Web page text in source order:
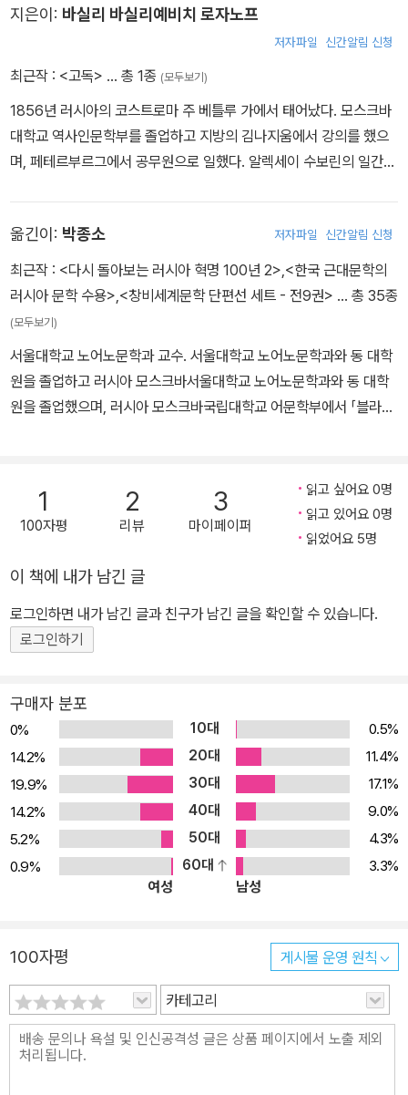
첫 번째의 특징이 내용적인 것이라면 두 번째의 특징은 작품 형식에
의 모음집`으로 파악하는 것은 이 작품의 독창성을 제대로 파악하지
못한 것이다. 작은 단상들의 모음은 평범한 이야기들의 모음이 아니
라, 때로는 러시아의 문법을 파괴하기까지 하는 자유분방하고 다양한
목소리들로 구성되어 있다.
망의 표현이다. 19세기이 리얼리즘적인 러시아 문학 전통을 벗어나
새로운 시대의 새로운 양식으로서의 문학을 창조하려는 그의 간단치
않은 의지는 작품 전체의 형식에서뿐만 아니라, 작품 내부의 곳곳에
숨겨져 있는 다양한 인용들을 통한 19세기 러시아 작가들에 대한 그
지은이: 바실리 바실리예비치 로자노프
저자파일 신간알림 신청
최근작 : <고독> … 총 1종 (모두보기)
1856년 러시아의 코스트로마 주 베틀루 가에서 태어났다. 모스크바
대학교 역사인문학부를 졸업하고 지방의 김나지움에서 강의를 했으
며, 페테르부르그에서 공무원으로 일했다. 알렉세이 수보린의 일간지
했다. 1919년 세르키예프-포사드에서 사망했다. 주요 작품으로 『이
해에 관하여』, 『대심문관에 관한 전설』, 『자연 속의 미와 그 의미』,
『러시아에서의 가족의 문제』, 『러시아 교회』 등이 있다.
옮긴이: 박종소 저자파일 신간알림 신청
최근작 : <다시 돌아보는 러시아 혁명 100년 2>,<한국 근대문학의
러시아 문학 수용>,<창비세계문학 단편선 세트 - 전9권> … 총 35종
(모두보기)
서울대학교 노어노문학과 교수. 서울대학교 노어노문학과와 동 대학
원을 졸업하고 러시아 모스크바서울대학교 노어노문학과와 동 대학
원을 졸업했으며, 러시아 모스크바국립대학교 어문학부에서 「블라디
『한 단계 높은 러시아어』(공저) 『한국 근대문학의 러시아 문학 수용』
(공저), 번역서로 류드밀라 울리츠카야의 『우리 짜르의 사람들』을 포
함하여 『고독』 『아저씨의 꿈』 『악에 관한 세 편의 대화』 『모스크바발
1
100자평
2
리뷰
3
마이페이퍼
읽고 싶어요 0명
읽고 있어요 0명
읽었어요 5명
이 책에 내가 남긴 글
로그인하면 내가 남긴 글과 친구가 남긴 글을 확인할 수 있습니다.
로그인하기
구매자 분포
0% 10대
0.5%
14.2%
20대
11.4%
19.9%
30대
17.1%
14.2%
40대
9.0%
5.2%
50대
4.3%
0.9%
60대
3.3%
여성
남성
100자평 게시물 운영 원칙
카테고리